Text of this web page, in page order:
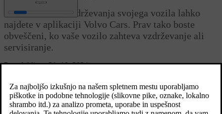
Posodobljeno 31. 10. 2024
Trenutni status vzdrževanja svojega vozila lahko
najdete v aplikaciji Volvo Cars. Prav tako boste
obveščeni, ko vaše vozilo zahteva vzdrževanje ali
servisiranje.